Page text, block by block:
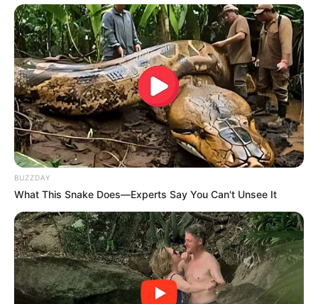
1. Mayor comodidad y
libertad de movimiento
Una de las ventajas más notables es la
comodidad física. Las mujeres con pechos
pequeños suelen experimentar
menos dolor de
y cuello, especialmente al practicar
ejercicio o realizar actividades físicas intensas.
Además, pueden correr, saltar o bailar con
mayor libertad, sin necesidad de sostenes
deportivos extremadamente ajustados o
reforzados.
BUZZDAY
What This Snake Does—Experts Say You Can't Unsee It